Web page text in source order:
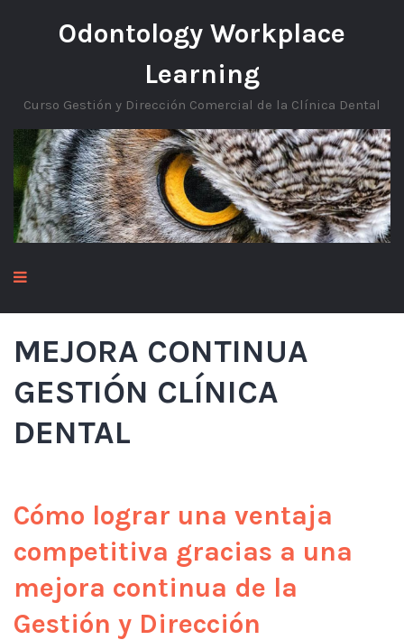
Odontology Workplace
Learning
Curso Gestión y Dirección Comercial de la Clínica Dental
MEJORA CONTINUA
GESTIÓN CLÍNICA
DENTAL
Cómo lograr una ventaja
competitiva gracias a una
mejora continua de la
Gestión y Dirección